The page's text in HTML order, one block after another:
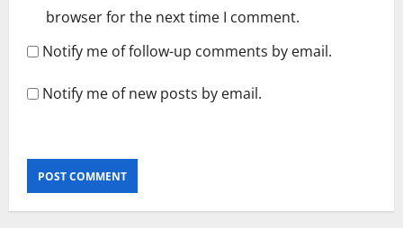
browser for the next time I comment.
Notify me of follow-up comments by email.
Notify me of new posts by email.